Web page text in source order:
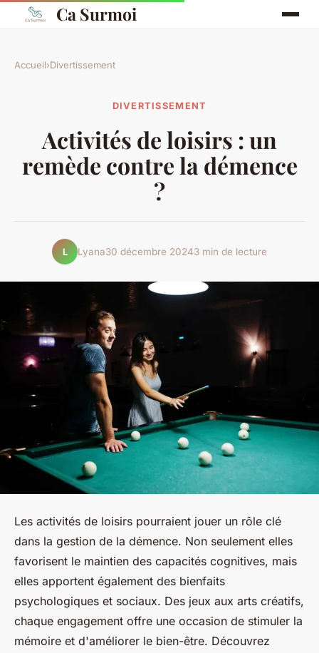
Ca Surmoi
Accueil›Divertissement
DIVERTISSEMENT
Activités de loisirs : un
remède contre la démence
?
L Lyana30 décembre 20243 min de lecture
Les activités de loisirs pourraient jouer un rôle clé
dans la gestion de la démence. Non seulement elles
favorisent le maintien des capacités cognitives, mais
elles apportent également des bienfaits
psychologiques et sociaux. Des jeux aux arts créatifs,
chaque engagement offre une occasion de stimuler la
mémoire et d'améliorer le bien-être. Découvrez